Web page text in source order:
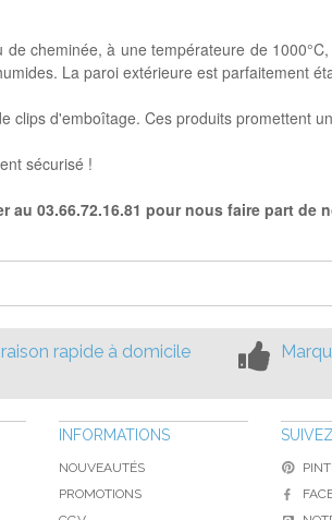
cheminée, à une températeure de
La paroi extérieure est parfaitement
clips d'emboîtage. Ces produits promettent
sécurisé !
au 03.66.72.16.81 pour nous faire part
rapide à domicile
INFORMATIONS
NOUVEAUTÉS
PROMOTIONS